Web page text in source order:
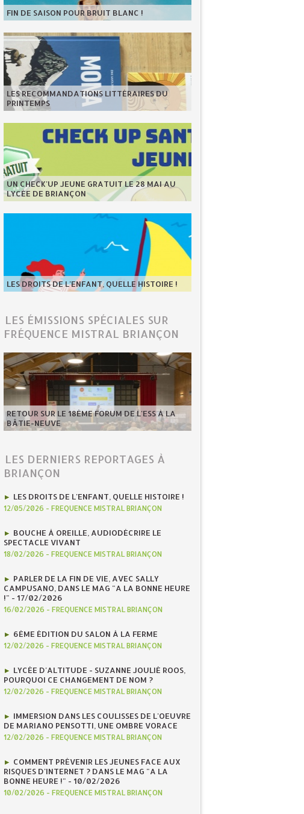
FIN DE SAISON POUR BRUIT BLANC !
LES RECOMMANDATIONS LITTÉRAIRES DU
PRINTEMPS
UN CHECK'UP JEUNE GRATUIT LE 28 MAI AU
LYCÉE DE BRIANÇON
LES DROITS DE L'ENFANT, QUELLE HISTOIRE !
LES ÉMISSIONS SPÉCIALES SUR
FRÉQUENCE MISTRAL BRIANÇON
RETOUR SUR LE 18ÈME FORUM DE L'ESS À LA
BÂTIE-NEUVE
LES DERNIERS REPORTAGES À
BRIANÇON
LES DROITS DE L'ENFANT, QUELLE HISTOIRE !
12/05/2026 - FREQUENCE MISTRAL BRIANÇON
BOUCHE À OREILLE, AUDIODÉCRIRE LE
SPECTACLE VIVANT
18/02/2026 - FREQUENCE MISTRAL BRIANÇON
PARLER DE LA FIN DE VIE, AVEC SALLY
CAMPUSANO, DANS LE MAG "A LA BONNE HEURE
!" - 17/02/2026
16/02/2026 - FREQUENCE MISTRAL BRIANÇON
6ÈME ÉDITION DU SALON À LA FERME
12/02/2026 - FREQUENCE MISTRAL BRIANÇON
LYCÉE D'ALTITUDE - SUZANNE JOULIÉ ROOS,
POURQUOI CE CHANGEMENT DE NOM ?
12/02/2026 - FREQUENCE MISTRAL BRIANÇON
IMMERSION DANS LES COULISSES DE L'OEUVRE
DE MARIANO PENSOTTI, UNE OMBRE VORACE
12/02/2026 - FREQUENCE MISTRAL BRIANÇON
COMMENT PRÉVENIR LES JEUNES FACE AUX
RISQUES D'INTERNET ? DANS LE MAG "A LA
BONNE HEURE !" - 10/02/2026
10/02/2026 - FREQUENCE MISTRAL BRIANÇON